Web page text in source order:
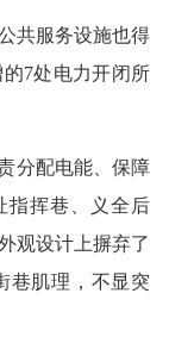
共服务设施也得
7处电力开闭所
分配电能、保障
指挥巷、义全后
观设计上摒弃了
巷肌理，不显突